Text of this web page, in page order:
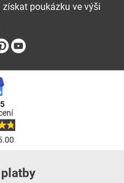
poukázku ve výši
Pinterest